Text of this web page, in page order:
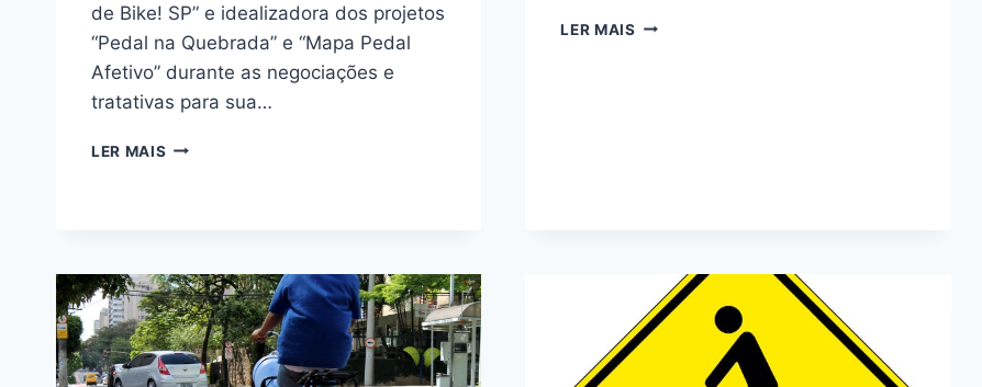
de Bike! SP” e idealizadora dos projetos
“Pedal na Quebrada” e “Mapa Pedal
Afetivo” durante as negociações e
tratativas para sua…
LER MAIS NOTA
EPISÓDIO
DE
RACISMO
LER MAIS PIBAL